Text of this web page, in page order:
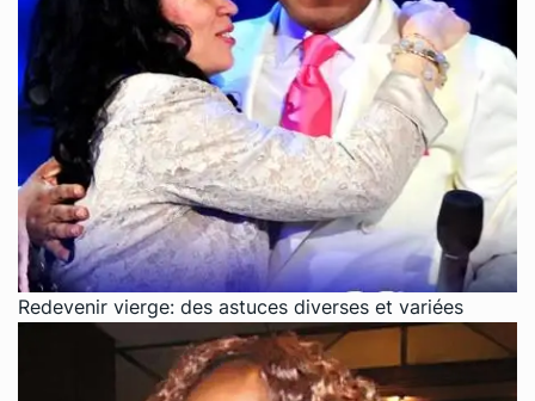
Redevenir vierge: des astuces diverses et variées